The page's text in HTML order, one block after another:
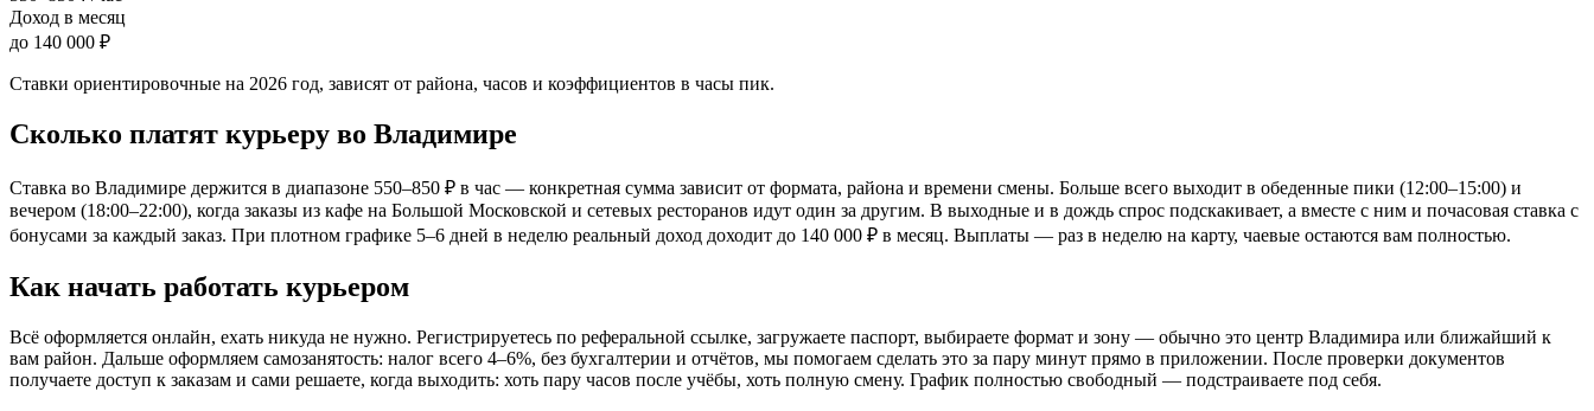
Доход в месяц
до 140 000 ₽
Ставки ориентировочные на 2026 год, зависят от района, часов и коэффициентов в часы пик.
Сколько платят курьеру во Владимире
Ставка во Владимире держится в диапазоне 550–850 ₽ в час — конкретная сумма зависит от формата, района и времени смены. Больше всего выходит в обеденные пики (12:00–15:00) и
вечером (18:00–22:00), когда заказы из кафе на Большой Московской и сетевых ресторанов идут один за другим. В выходные и в дождь спрос подскакивает, а вместе с ним и почасовая ставка с
бонусами за каждый заказ. При плотном графике 5–6 дней в неделю реальный доход доходит до 140 000 ₽ в месяц. Выплаты — раз в неделю на карту, чаевые остаются вам полностью.
Как начать работать курьером
Всё оформляется онлайн, ехать никуда не нужно. Регистрируетесь по реферальной ссылке, загружаете паспорт, выбираете формат и зону — обычно это центр Владимира или ближайший к
вам район. Дальше оформляем самозанятость: налог всего 4–6%, без бухгалтерии и отчётов, мы помогаем сделать это за пару минут прямо в приложении. После проверки документов
получаете доступ к заказам и сами решаете, когда выходить: хоть пару часов после учёбы, хоть полную смену. График полностью свободный — подстраиваете под себя.